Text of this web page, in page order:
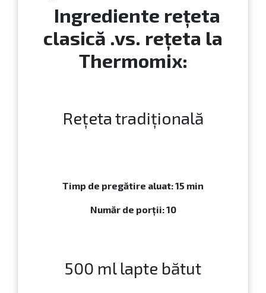
Ingrediente rețeta
clasică .vs. rețeta la
Thermomix:
Rețeta tradițională
Timp de pregătire aluat: 15 min
Număr de porții: 10
500 ml lapte bătut